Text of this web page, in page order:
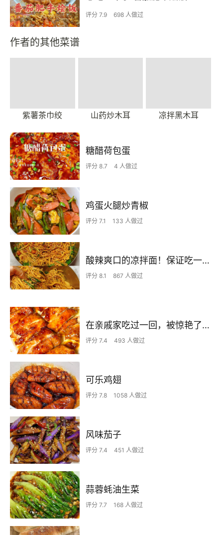
评分 7.9 698 人做过
作者的其他菜谱
紫薯茶巾绞 山药炒木耳 凉拌黑木耳
糖醋荷包蛋
评分 8.7 4 人做过
鸡蛋火腿炒青椒
评分 7.1 133 人做过
酸辣爽口的凉拌面！保证吃一次就上瘾
评分 8.1 867 人做过
在亲戚家吃过一回，被惊艳了…
评分 7.4 493 人做过
可乐鸡翅
评分 7.8 1058 人做过
风味茄子
评分 7.4 451 人做过
蒜蓉蚝油生菜
评分 7.7 168 人做过